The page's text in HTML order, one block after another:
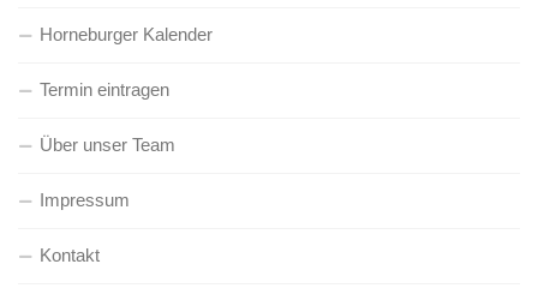
Horneburger Kalender
Termin eintragen
Über unser Team
Impressum
Kontakt